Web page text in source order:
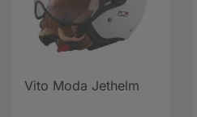
Vito Moda Jethelm